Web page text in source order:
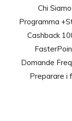
Chi Siamo
Programma
Cashback
Domande
Preparare i